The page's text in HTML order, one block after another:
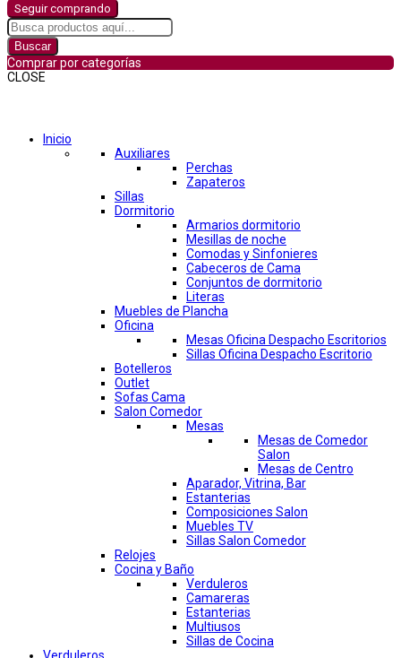
Seguir comprando
Buscar
Comprar por categorías
CLOSE
Inicio
Auxiliares
Perchas
Zapateros
Sillas
Dormitorio
Armarios dormitorio
Mesillas de noche
Comodas y Sinfonieres
Cabeceros de Cama
Conjuntos de dormitorio
Literas
Muebles de Plancha
Oficina
Mesas Oficina Despacho Escritorios
Sillas Oficina Despacho Escritorio
Botelleros
Outlet
Sofas Cama
Salon Comedor
Mesas
Mesas de Comedor
Salon
Mesas de Centro
Aparador, Vitrina, Bar
Estanterias
Composiciones Salon
Muebles TV
Sillas Salon Comedor
Relojes
Cocina y Baño
Verduleros
Camareras
Estanterias
Multiusos
Sillas de Cocina